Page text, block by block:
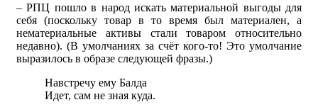
– РПЦ пошло в народ искать материальной выгоды для
себя (поскольку товар в то время был материален, а
нематериальные активы стали товаром относительно
недавно). (В умолчаниях за счёт кого-то! Это умолчание
выразилось в образе следующей фразы.)
Навстречу ему Балда
Идет, сам не зная куда.